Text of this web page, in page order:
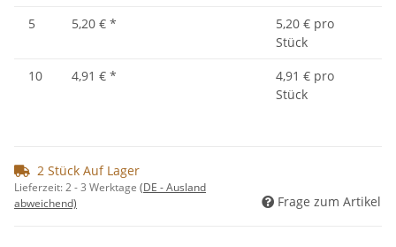
5
5,20 € *
5,20 € pro
Stück
10
4,91 € *
4,91 € pro
Stück
2 Stück Auf Lager
Lieferzeit:2 - 3 Werktage (DE - Ausland
abweichend)
Frage zum Artikel